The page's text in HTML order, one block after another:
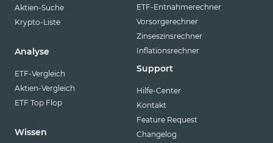
Aktien-Suche
Krypto-Liste
Analyse
ETF-Vergleich
Aktien-Vergleich
ETF Top Flop
Wissen
ETF-Entnahmerechner
Vorsorgerechner
Zinseszinsrechner
Inflationsrechner
Support
Hilfe-Center
Kontakt
Feature Request
Changelog